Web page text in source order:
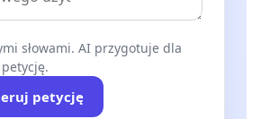
słowami. AI przygotuje dla
petycję